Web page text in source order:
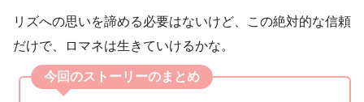
リズへの思いを諦める必要はないけど、この絶対的な信頼
だけで、ロマネは生きていけるかな。
今回のストーリーのまとめ